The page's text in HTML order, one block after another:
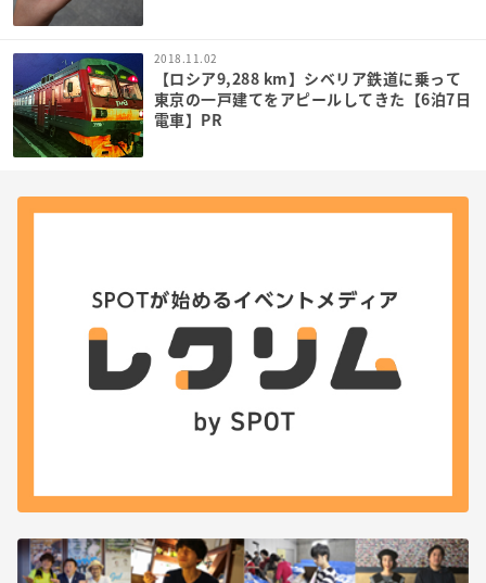
2018.11.02
【ロシア9,288 km】シベリア鉄道に乗って
東京の一戸建てをアピールしてきた【6泊7日
電車】PR